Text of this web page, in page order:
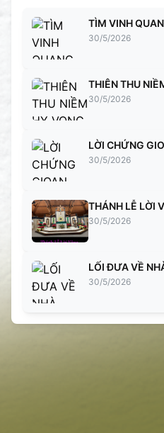
TÌM VINH
30/5/2026
THIÊN THU
30/5/2026
LỜI CHỨNG
30/5/2026
THÁNH LỄ LỜI
30/5/2026
LỐI ĐƯA VỀ
30/5/2026